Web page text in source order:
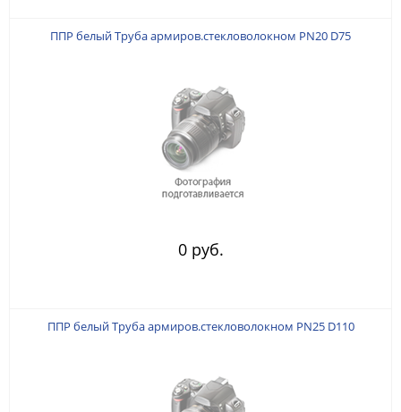
ППР белый Труба армиров.стекловолокном PN20 D75
0 руб.
ППР белый Труба армиров.стекловолокном PN25 D110